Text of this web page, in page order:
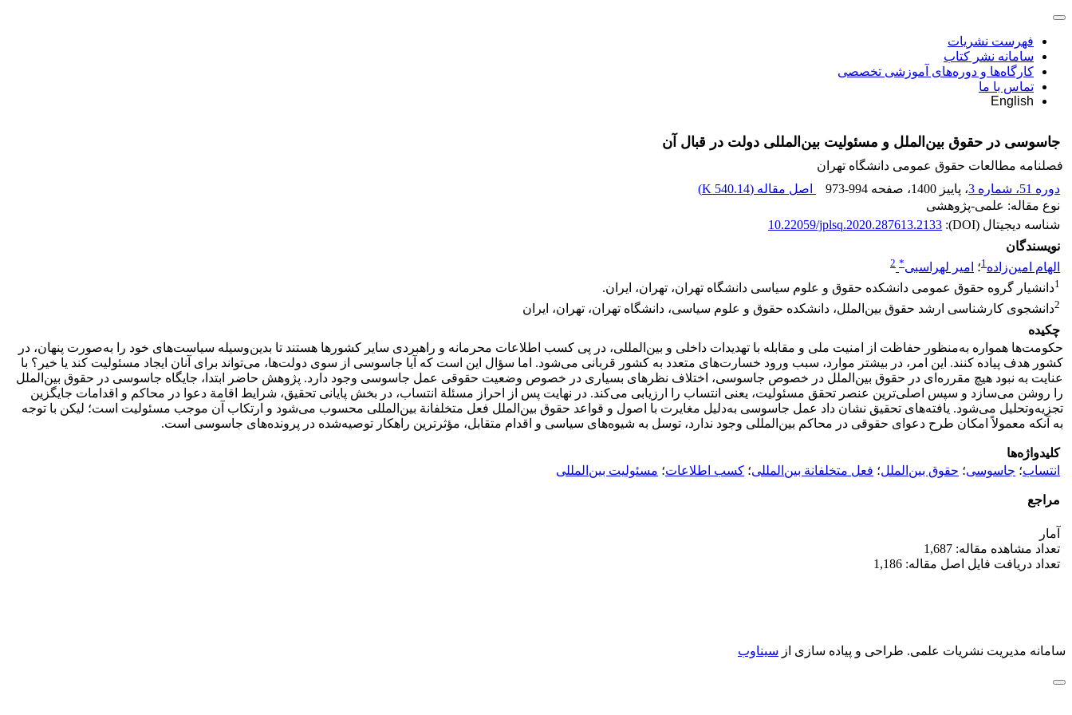
فهرست نشریات
سامانه نشر کتاب
کارگاه‌ها و دوره‌های آموزشی تخصصی
تماس با ما
English
جاسوسی در حقوق بین‌الملل و مسئولیت بین‌المللی دولت در قبال آن
فصلنامه مطالعات حقوق عمومی دانشگاه تهران
دوره 51، شماره 3
، پاییز 1400 ، صفحه 973-994 اصل مقاله (540.14 K
)
نوع مقاله: علمی-پژوهشی
شناسه دیجیتال (DOI):
10.22059/jplsq.2020.287613.2133
نویسندگان
الهام امین‌زاده1؛ امیر لهراسبی*
2
1دانشیار گروه حقوق عمومی دانشکده حقوق و علوم سیاسی دانشگاه تهران، تهران، ایران.
2دانشجوی کارشناسی ارشد حقوق بین‌الملل، دانشکده حقوق و علوم سیاسی، دانشگاه تهران، تهران، ایران
چکیده
حکومت‌ها همواره به‌منظور حفاظت از امنیت ملی و مقابله با تهدیدات داخلی و بین‌المللی، در پی کسب اطلاعات محرمانه و راهبردی سایر کشور‌ها هستند تا بدین‌وسیله سیاست‌های خود را به‌صورت پنهان، در
کشور هدف پیاده کنند. این امر، در بیشتر موارد، سبب ورود خسارت‌های متعدد به کشور قربانی می‌شود. اما سؤال این است که آیا جاسوسی از سوی دولت‌ها،‌ می‌تواند برای آنان ایجاد مسئولیت کند یا خیر؟ با
عنایت به نبود هیچ مقرره‌ای در حقوق بین‌الملل در خصوص جاسوسی، اختلاف نظرهای بسیاری در خصوص وضعیت حقوقی عمل جاسوسی وجود دارد. پژوهش حاضر ابتدا، جایگاه جاسوسی در حقوق بین‌الملل
را روشن می‌سازد و سپس اصلی‌ترین عنصر تحقق مسئولیت، یعنی انتساب را ارزیابی می‌کند. در نهایت پس از احراز مسئلة انتساب، در بخش پایانی تحقیق، شرایط اقامة دعوا در محاکم و اقدامات جایگزین
تجزیه‌وتحلیل می‌شود. یافته‌های تحقیق نشان داد عمل جاسوسی به‌دلیل مغایرت با اصول و قواعد حقوق بین‌الملل فعل متخلفانة بین‌المللی محسوب می‌شود و ارتکاب آن موجب مسئولیت است؛ لیکن با توجه
به آنکه معمولاً امکان طرح دعوای حقوقی در محاکم بین‌المللی وجود ندارد، توسل به شیوه‌های سیاسی و اقدام متقابل، مؤثرترین راهکار توصیه‌شده در پرونده‌های جاسوسی است.
کلیدواژه‌ها
انتساب؛ جاسوسی؛ حقوق بین‌الملل؛ فعل متخلفانة بین‌المللی؛ کسب اطلاعات؛ مسئولیت بین‌المللی
مراجع
آمار
تعداد مشاهده مقاله: 1,687
تعداد دریافت فایل اصل مقاله: 1,186
سامانه مدیریت نشریات علمی. طراحی و پیاده سازی از سیناوب